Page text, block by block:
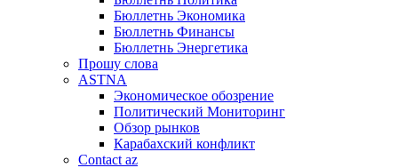
Бюллетнь Экономика
Бюллетнь Финансы
Бюллетнь Энергетика
Прошу слова
ASTNA
Экономическое обозрение
Политический Мониторинг
Обзор рынков
Карабахский конфликт
Contact az